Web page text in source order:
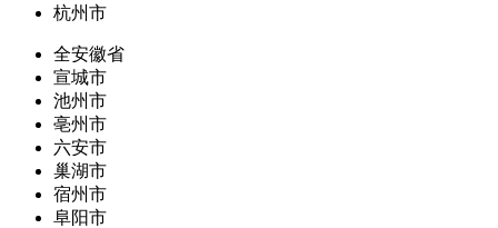
杭州市
全安徽省
宣城市
池州市
亳州市
六安市
巢湖市
宿州市
阜阳市